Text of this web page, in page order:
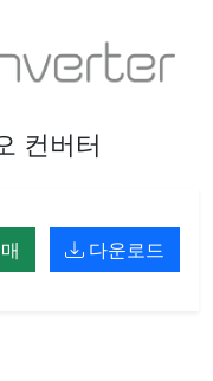
컨버터
다운로드